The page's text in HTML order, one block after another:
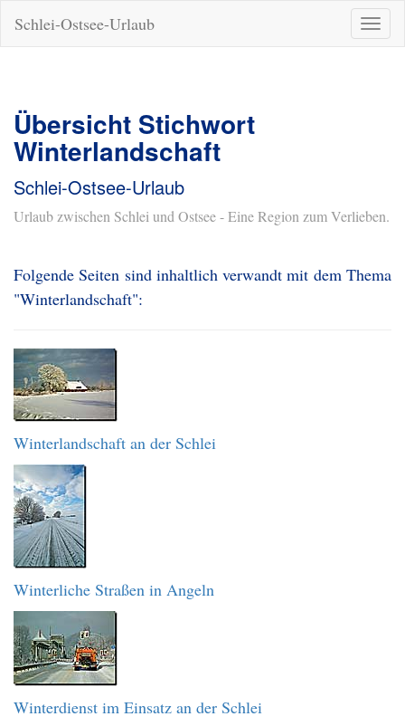
ein-/
Schlei-Ostsee-Urlaub
Übersicht Stichwort
Winterlandschaft
Schlei-Ostsee-Urlaub
Urlaub zwischen Schlei und Ostsee - Eine Region zum Verlieben.
Folgende Seiten sind inhaltlich verwandt mit dem Thema
"Winterlandschaft":
Winterlandschaft an der Schlei
Winterliche Straßen in Angeln
Winterdienst im Einsatz an der Schlei